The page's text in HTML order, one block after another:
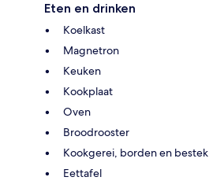
Eten en drinken
Koelkast
Magnetron
Keuken
Kookplaat
Oven
Broodrooster
Kookgerei, borden en bestek
Eettafel